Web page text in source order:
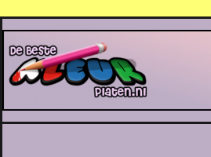
De Beste Kleurplaten